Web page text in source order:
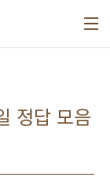
정답 모음